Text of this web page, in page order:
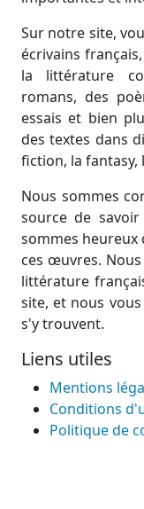
Sur notre site,
écrivains
la littérature
romans, des
essais et bien
des textes dans
fiction, la fantasy,
Nous sommes
source de
sommes
ces œuvres.
littérature
site, et nous
s'y trouvent.
Liens utiles
Mentions
Conditions
Politique de